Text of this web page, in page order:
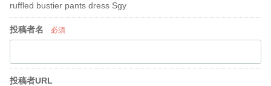
ruffled bustier pants dress Sgy
投稿者名 必須
投稿者URL